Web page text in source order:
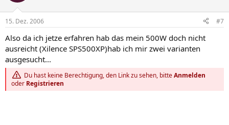
15. Dez. 2006 #7
Also da ich jetze erfahren hab das mein 500W doch nicht
ausreicht (Xilence SPS500XP)hab ich mir zwei varianten
ausgesucht...
Du hast keine Berechtigung, den Link zu sehen, bitteAnmelden
oder Registrieren